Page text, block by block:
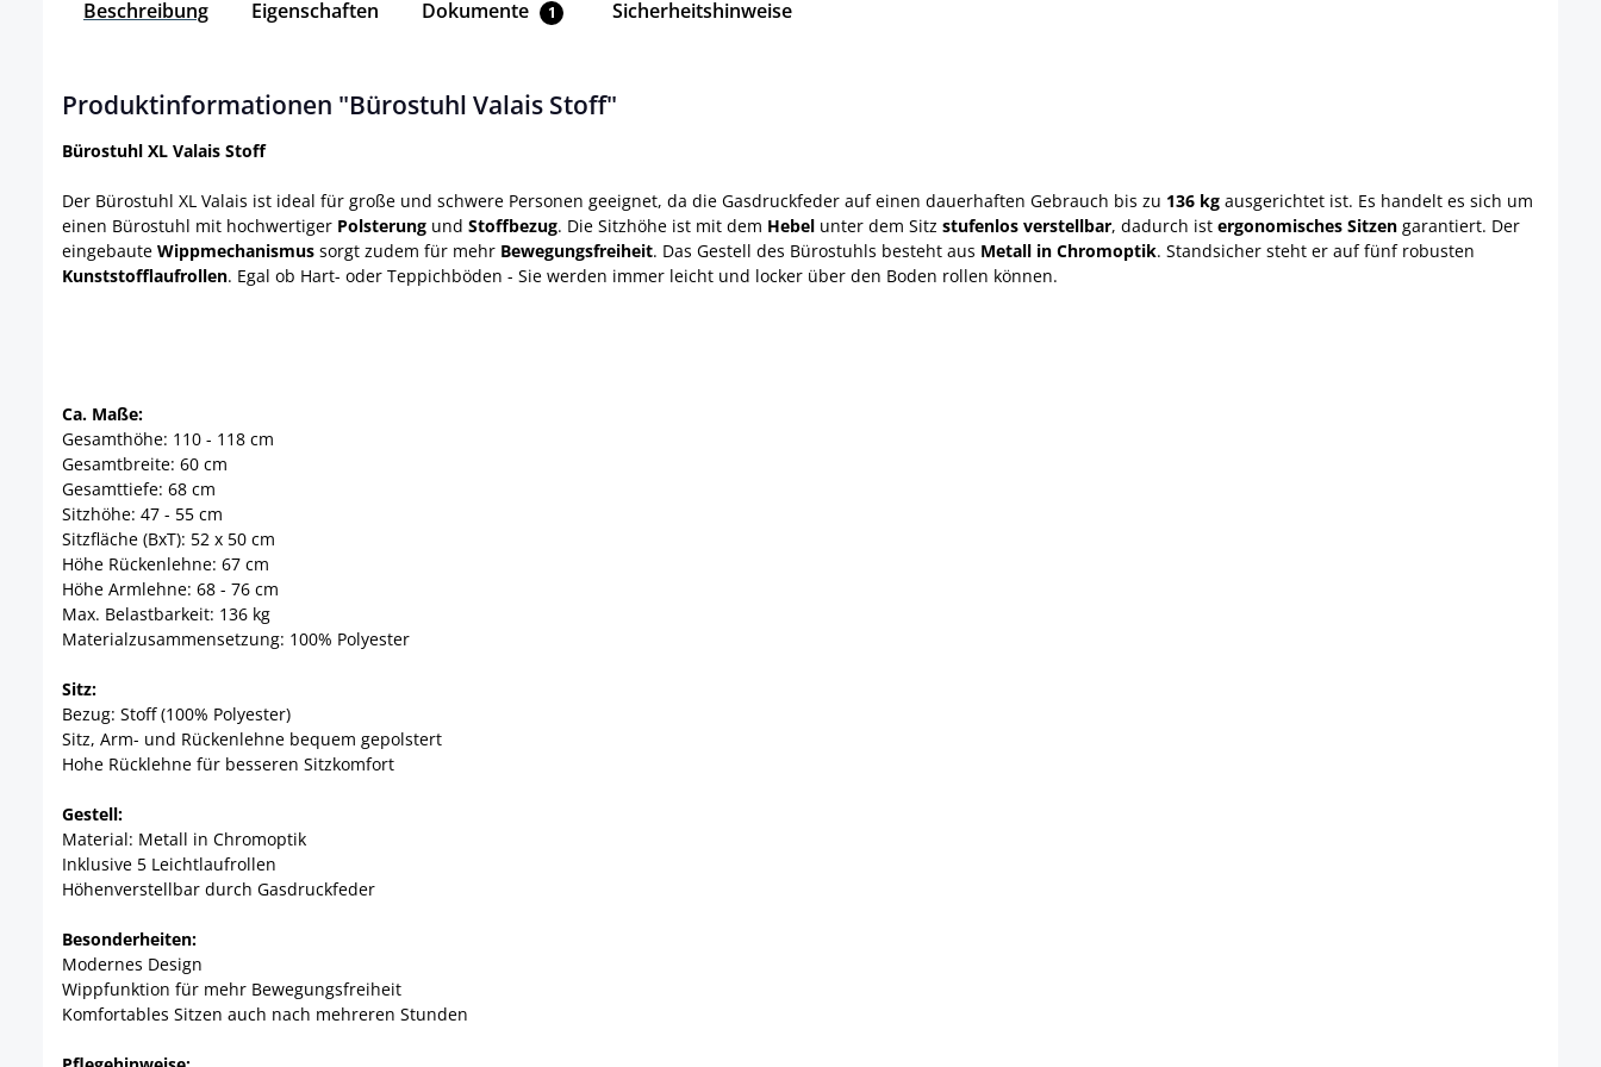
Beschreibung Eigenschaften Dokumente 1 Sicherheitshinweise
Produktinformationen "Bürostuhl Valais Stoff"
Bürostuhl XL Valais Stoff
Der Bürostuhl XL Valais ist ideal für große und schwere Personen geeignet, da die Gasdruckfeder auf einen dauerhaften Gebrauch bis zu 136 kg ausgerichtet ist. Es handelt es sich um
einen Bürostuhl mit hochwertiger Polsterung und Stoffbezug. Die Sitzhöhe ist mit dem Hebel unter dem Sitz stufenlos verstellbar, dadurch ist ergonomisches Sitzen garantiert. Der
eingebaute Wippmechanismus sorgt zudem für mehr Bewegungsfreiheit. Das Gestell des Bürostuhls besteht aus Metall in Chromoptik. Standsicher steht er auf fünf robusten
Kunststofflaufrollen. Egal ob Hart- oder Teppichböden - Sie werden immer leicht und locker über den Boden rollen können.
Ca. Maße:
Gesamthöhe: 110 - 118 cm
Gesamtbreite: 60 cm
Gesamttiefe: 68 cm
Sitzhöhe: 47 - 55 cm
Sitzfläche (BxT): 52 x 50 cm
Höhe Rückenlehne: 67 cm
Höhe Armlehne: 68 - 76 cm
Max. Belastbarkeit: 136 kg
Materialzusammensetzung: 100% Polyester
Sitz:
Bezug: Stoff (100% Polyester)
Sitz, Arm- und Rückenlehne bequem gepolstert
Hohe Rücklehne für besseren Sitzkomfort
Gestell:
Material: Metall in Chromoptik
Inklusive 5 Leichtlaufrollen
Höhenverstellbar durch Gasdruckfeder
Besonderheiten:
Modernes Design
Wippfunktion für mehr Bewegungsfreiheit
Komfortables Sitzen auch nach mehreren Stunden